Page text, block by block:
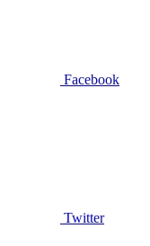
Facebook
Twitter